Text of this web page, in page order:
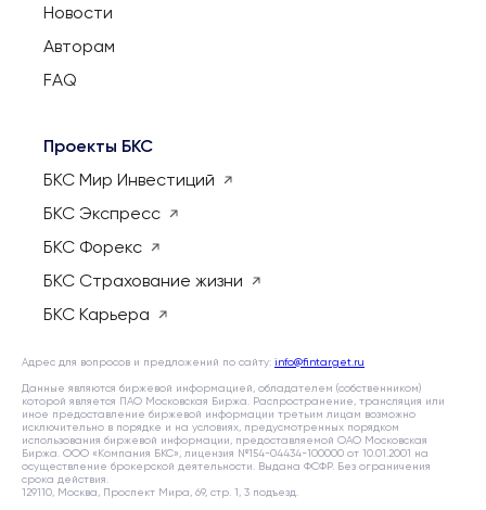
Новости
Авторам
FAQ
Проекты БКС
БКС Мир Инвестиций
БКС Экспресс
БКС Форекс
БКС Страхование жизни
БКС Карьера
Адрес для вопросов и предложений по сайту: info@fintarget.ru
Данные являются биржевой информацией, обладателем (собственником)
которой является ПАО Московская Биржа. Распространение, трансляция или
иное предоставление биржевой информации третьим лицам возможно
исключительно в порядке и на условиях, предусмотренных порядком
использования биржевой информации, предоставляемой ОАО Московская
Биржа. ООО «Компания БКС», лицензия №154-04434-100000 от 10.01.2001 на
осуществление брокерской деятельности. Выдана ФСФР. Без ограничения
срока действия.
129110, Москва, Проспект Мира, 69, стр. 1, 3 подъезд.